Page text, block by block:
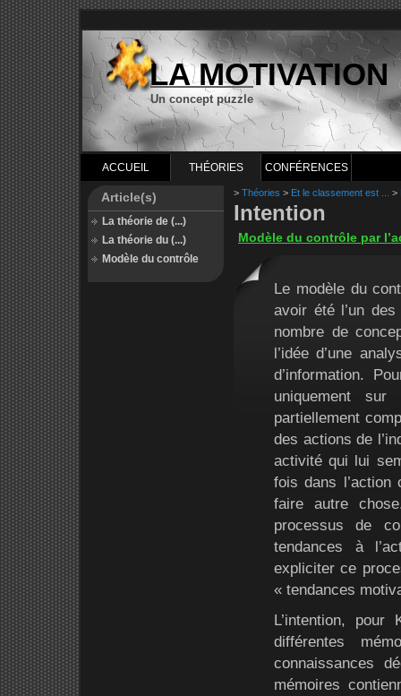
LA MOTIVATION
Un concept puzzle
ACCUEIL THÉORIES CONFÉRENCES
Article(s)
La théorie de (...)
La théorie du (...)
Modèle du contrôle
> Théories > Et le classement est ... >
Intention
Modèle du contrôle par
Le modèle du
avoir été l’un
nombre de
l’idée d’une
d’information.
uniquement
partiellement
des actions de
activité qui lui
fois dans l’action
faire autre
processus de
tendances à
expliciter ce
« tendances
L’intention,
différentes
connaissances
mémoires